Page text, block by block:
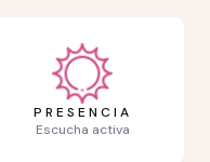
PRESENCIA
Escucha activa